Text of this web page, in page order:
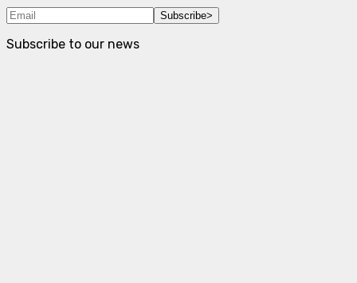
Subscribe>
Subscribe to our news